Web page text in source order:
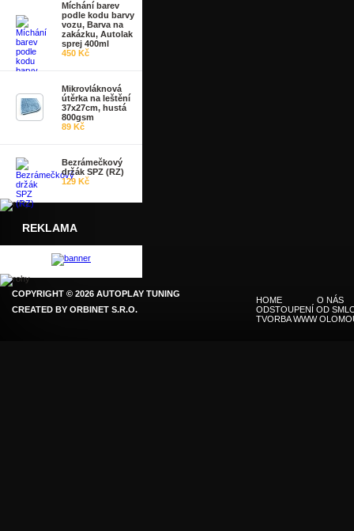
Míchání barev
podle kodu barvy
vozu, Barva na
zakázku, Autolak
sprej 400ml
450 Kč
Mikrovláknová
útěrka na leštění
37x27cm, hustá
800gsm
89 Kč
Bezrámečkový
držák SPZ (RZ)
129 Kč
REKLAMA
COPYRIGHT © 2026 AUTOPLAY TUNING
CREATED BY ORBINET S.R.O.
HOME
O NÁS
ODSTOUPENÍ OD
TVORBA WWW